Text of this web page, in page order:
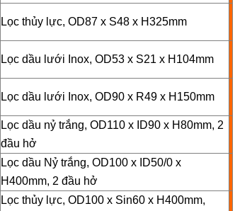
Lọc thủy lực, OD87 x S48 x H325mm
Lọc dầu lưới Inox, OD53 x S21 x H104mm
Lọc dầu lưới Inox, OD90 x R49 x H150mm
Lọc dầu nỷ trắng, OD110 x ID90 x H80mm, 2
đầu hở
Lọc dầu Nỷ trắng, OD100 x ID50/0 x
H400mm, 2 đầu hở
Lọc thủy lực, OD100 x Sin60 x H400mm,